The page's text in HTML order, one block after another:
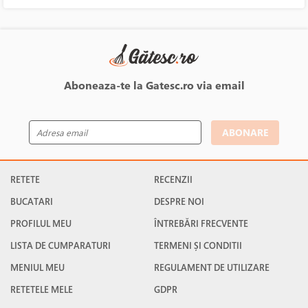
Aboneaza-te la Gatesc.ro via email
ABONARE
RETETE
BUCATARI
PROFILUL MEU
LISTA DE CUMPARATURI
MENIUL MEU
RETETELE MELE
RECENZII
DESPRE NOI
ÎNTREBĂRI FRECVENTE
TERMENI ȘI CONDITII
REGULAMENT DE UTILIZARE
GDPR